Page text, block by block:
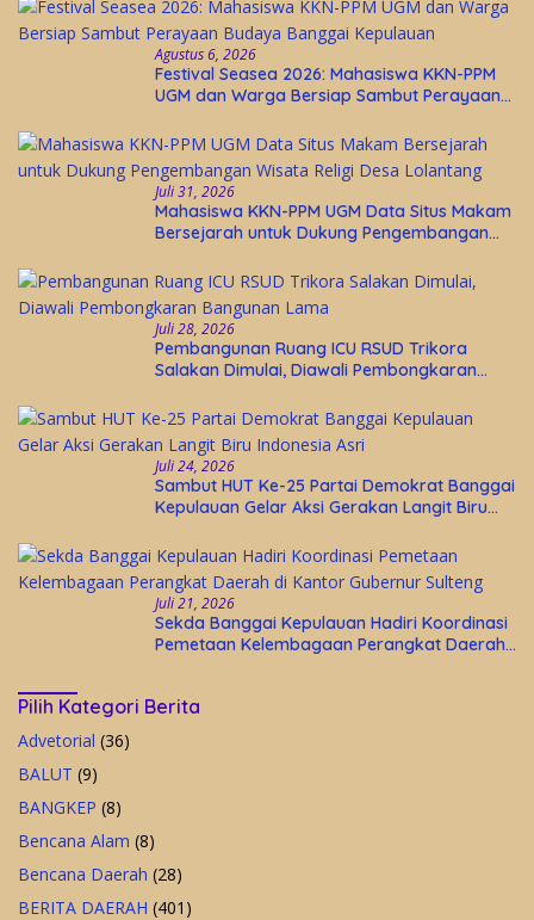
Agustus 6, 2026
Festival Seasea 2026: Mahasiswa KKN-PPM
UGM dan Warga Bersiap Sambut Perayaan
Juli 31, 2026
Mahasiswa KKN-PPM UGM Data Situs Makam
Bersejarah untuk Dukung Pengembangan
Juli 28, 2026
Pembangunan Ruang ICU RSUD Trikora
Salakan Dimulai, Diawali Pembongkaran
Juli 24, 2026
Sambut HUT Ke-25 Partai Demokrat Banggai
Kepulauan Gelar Aksi Gerakan Langit Biru
Juli 21, 2026
Sekda Banggai Kepulauan Hadiri Koordinasi
Pemetaan Kelembagaan Perangkat Daerah
Pilih Kategori Berita
Advetorial (36)
BALUT (9)
BANGKEP (8)
Bencana Alam (8)
Bencana Daerah (28)
BERITA DAERAH (401)